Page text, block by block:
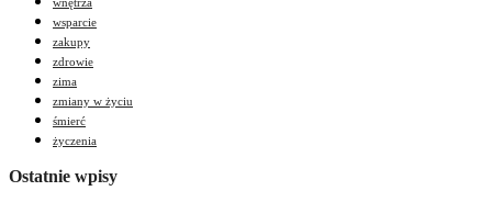
wsparcie
zakupy
zdrowie
zima
zmiany w życiu
śmierć
życzenia
Ostatnie wpisy